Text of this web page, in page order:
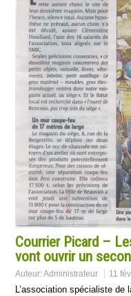
Courrier Picard –
vont ouvrir un
Auteur:Administrateur 11
L’association spécialiste